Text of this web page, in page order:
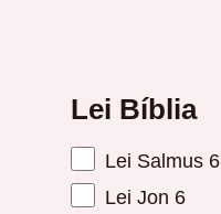
Lei Bíblia
Lei Salmus 6
Lei Jon 6